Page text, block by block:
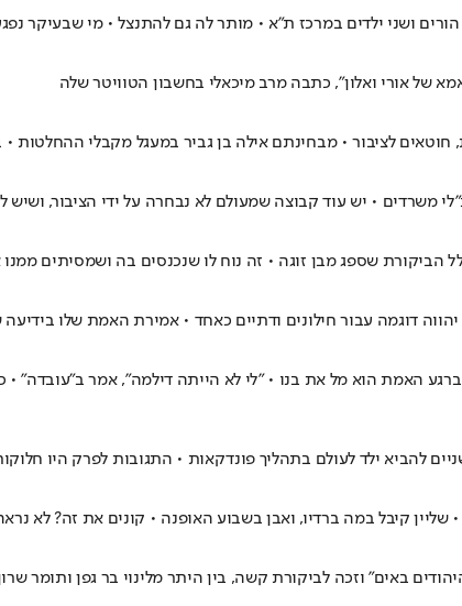
ושני ילדים במרכז ת"א • מותר לה גם להתנצל • מי שבעיקר
של אורי ואלון", כתבה מרב מיכאלי בחשבון הטוויטר שלה
לציבור • מבחינתם אילה בן גביר במעגל מקבלי ההחלטות •
משרדים • יש עוד קבוצה שמעולם לא נבחרה על ידי הציבור,
הביקורת שספג מבן זוגה • זה נוח לו שנכנסים בה ושמסיתים
דוגמה עבור חילונים ודתיים כאחד • אמירת האמת שלו
האמת הוא מל את בנו • "לי לא הייתה דילמה", אמר ב"עובדה" •
להביא ילד לעולם בתהליך פונדקאות • התגובות לפרק היו
קיבל במה ברדיו, ואבן בשבוע האופנה • קונים את זה? לא
באים" וזכה לביקורת קשה, בין היתר מלינוי בר גפן ותומר